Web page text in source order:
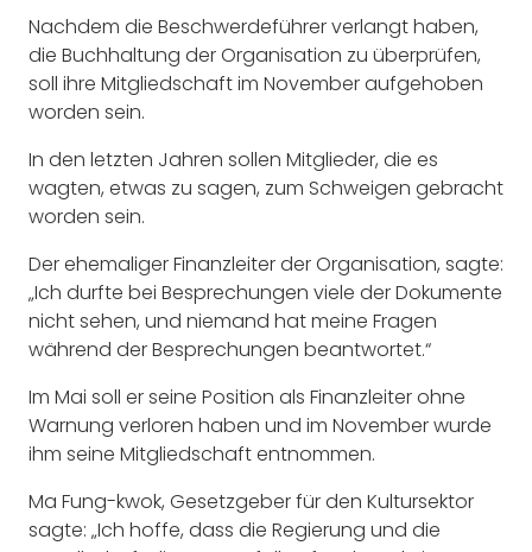
Nachdem die Beschwerdeführer verlangt haben,
die Buchhaltung der Organisation zu überprüfen,
soll ihre Mitgliedschaft im November aufgehoben
worden sein.
In den letzten Jahren sollen Mitglieder, die es
wagten, etwas zu sagen, zum Schweigen gebracht
worden sein.
Der ehemaliger Finanzleiter der Organisation, sagte:
„Ich durfte bei Besprechungen viele der Dokumente
nicht sehen, und niemand hat meine Fragen
während der Besprechungen beantwortet.“
Im Mai soll er seine Position als Finanzleiter ohne
Warnung verloren haben und im November wurde
ihm seine Mitgliedschaft entnommen.
Ma Fung-kwok, Gesetzgeber für den Kultursektor
sagte: „Ich hoffe, dass die Regierung und die